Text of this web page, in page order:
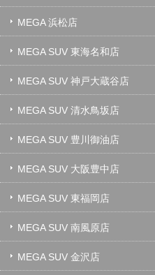
MEGA 浜松店
MEGA SUV 東海名和店
MEGA SUV 神戸大蔵谷店
MEGA SUV 清水鳥坂店
MEGA SUV 豊川御油店
MEGA SUV 大阪豊中店
MEGA SUV 東福岡店
MEGA SUV 南風原店
MEGA SUV 金沢店